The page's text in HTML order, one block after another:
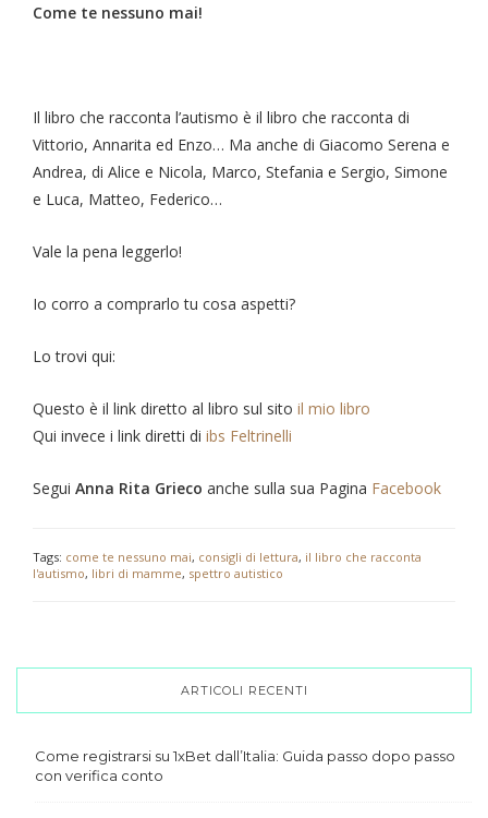
Come te nessuno mai!
Il libro che racconta l’autismo è il libro che racconta di
Vittorio, Annarita ed Enzo… Ma anche di Giacomo Serena e
Andrea, di Alice e Nicola, Marco, Stefania e Sergio, Simone
e Luca, Matteo, Federico…
Vale la pena leggerlo!
Io corro a comprarlo tu cosa aspetti?
Lo trovi qui:
Questo è il link diretto al libro sul sito il mio libro
Qui invece i link diretti di ibs Feltrinelli
Segui Anna Rita Grieco anche sulla sua Pagina Facebook
Tags: come te nessuno mai, consigli di lettura, il libro che racconta
l'autismo, libri di mamme, spettro autistico
ARTICOLI RECENTI
Come registrarsi su 1xBet dall’Italia: Guida passo dopo passo
con verifica conto